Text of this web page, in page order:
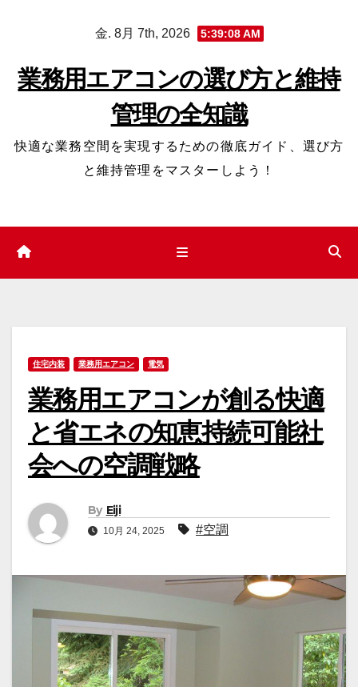
プ
金. 8月 7th, 2026 5:39:09 AM
業務用エアコンの選び方と維持
管理の全知識
快適な業務空間を実現するための徹底ガイド、選び方
と維持管理をマスターしよう！
住宅内装 業務用エアコン 電気
業務用エアコンが創る快適
と省エネの知恵持続可能社
会への空調戦略
By Eiji
10月 24, 2025 #空調